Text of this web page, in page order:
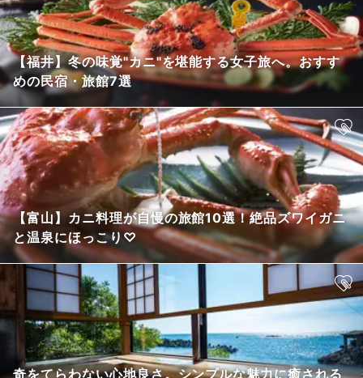
【福井】冬の味覚"カニ"を堪能する女子旅へ。おすす
めの民宿・旅館7選
【富山】カニ料理が自慢の旅館10選！絶品ズワイガニ
と温泉にほっこり♡
奇をてらわない心地良さ。シンプルな魅力に癒される